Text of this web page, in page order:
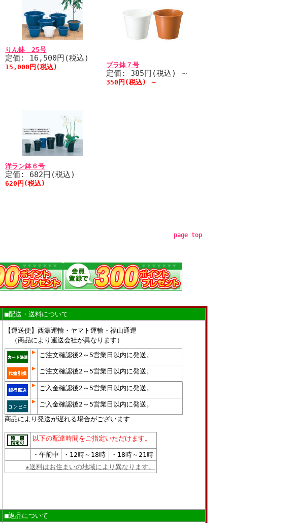
りん鉢 25号
定価: 16,500円(税込)
15,000円(税込) プラ鉢７号
定価: 385円(税込) ～
350円(税込) ～
洋ラン鉢６号
定価: 682円(税込)
620円(税込)
page top
■配送・送料について
【運送便】西濃運輸・ヤマト運輸・福山通運
（商品により運送会社が異なります）
ご注文確認後2～5営業日以内に発送。
ご注文確認後2～5営業日以内に発送。
ご入金確認後2～5営業日以内に発送。
ご入金確認後2～5営業日以内に発送。
商品により発送が遅れる場合がございます
以下の配達時間をご指定いただけます。
・午前中 ・12時～18時
・18時～21時
★送料はお住まいの地域により異なります。
■返品について